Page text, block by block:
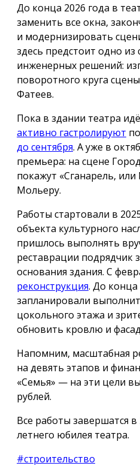
До конца 2026 года в
заменить все окна,
и модернизировать
здесь предстоит одно
инженерных решений:
поворотного круга
Фатеев.
Пока в здании театра
активно гастролируют
до сентября. А уже в
премьера: на сцене
покажут «Сганарель,
Мольеру.
Работы стартовали в
объекта культурного
пришлось выполнять
реставрации подрядчик
основания здания. С
реконструкция. До конца
запланировали
цокольного этажа и
обновить кровлю и
Напомним, масштабная
на девять этапов и
«Семья» — на эти цели
рублей.
Все работы завершатся в
летнего юбилея театра.
#строительство